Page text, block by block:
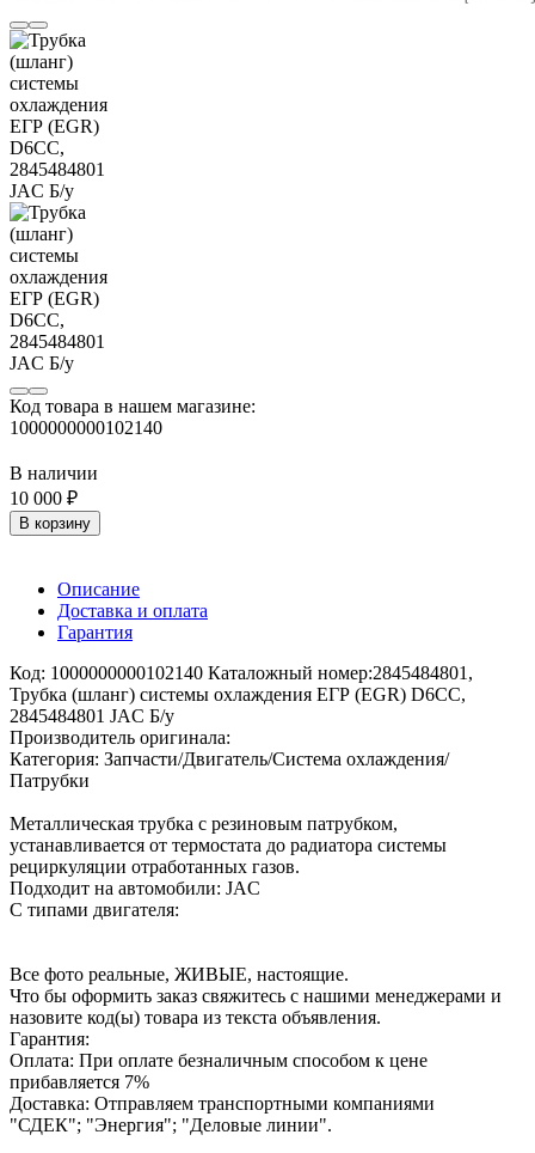
Код товара в нашем магазине:
1000000000102140
В наличии
10 000 ₽
В корзину
Описание
Доставка и оплата
Гарантия
Код: 1000000000102140 Каталожный номер:2845484801,
Трубка (шланг) системы охлаждения ЕГР (EGR) D6CC,
2845484801 JAC Б/у
Производитель оригинала:
Категория: Запчасти/Двигатель/Система охлаждения/
Патрубки
Металлическая трубка с резиновым патрубком,
устанавливается от термостата до радиатора системы
рециркуляции отработанных газов.
Подходит на автомобили: JAC
С типами двигателя:
Все фото реальные, ЖИВЫЕ, настоящие.
Что бы оформить заказ свяжитесь с нашими менеджерами и
назовите код(ы) товара из текста объявления.
Гарантия:
Оплата: При оплате безналичным способом к цене
прибавляется 7%
Доставка: Отправляем транспортными компаниями
"СДЕК"; "Энергия"; "Деловые линии".